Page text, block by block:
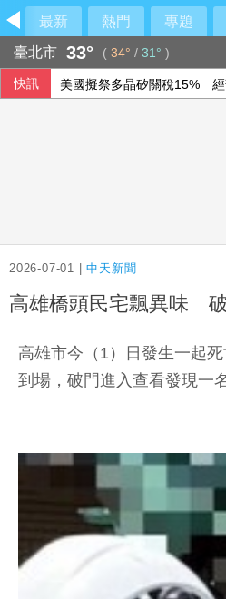
最新 熱門 專題
臺北市 33° ( 34° / 31° )
快訊 美國擬祭多晶矽關稅15% 經
2026-07-01 |中天新聞
高雄橋頭民宅飄異味
高雄市今（1）日發生一起
到場，破門進入查看發現一